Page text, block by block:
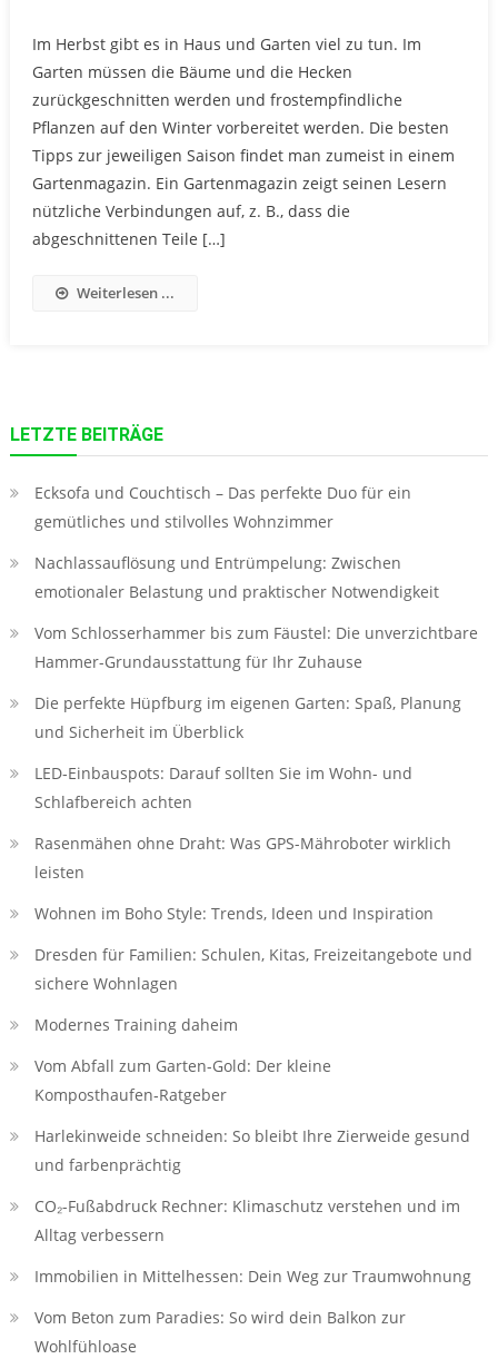
Im Herbst gibt es in Haus und Garten viel zu tun. Im
Garten müssen die Bäume und die Hecken
zurückgeschnitten werden und frostempfindliche
Pflanzen auf den Winter vorbereitet werden. Die besten
Tipps zur jeweiligen Saison findet man zumeist in einem
Gartenmagazin. Ein Gartenmagazin zeigt seinen Lesern
nützliche Verbindungen auf, z. B., dass die
abgeschnittenen Teile […]
Weiterlesen ...
LETZTE BEITRÄGE
Ecksofa und Couchtisch – Das perfekte Duo für ein
gemütliches und stilvolles Wohnzimmer
Nachlassauflösung und Entrümpelung: Zwischen
emotionaler Belastung und praktischer Notwendigkeit
Vom Schlosserhammer bis zum Fäustel: Die unverzichtbare
Hammer-Grundausstattung für Ihr Zuhause
Die perfekte Hüpfburg im eigenen Garten: Spaß, Planung
und Sicherheit im Überblick
LED‑Einbauspots: Darauf sollten Sie im Wohn- und
Schlafbereich achten
Rasenmähen ohne Draht: Was GPS-Mähroboter wirklich
leisten
Wohnen im Boho Style: Trends, Ideen und Inspiration
Dresden für Familien: Schulen, Kitas, Freizeitangebote und
sichere Wohnlagen
Modernes Training daheim
Vom Abfall zum Garten-Gold: Der kleine
Komposthaufen‑Ratgeber
Harlekinweide schneiden: So bleibt Ihre Zierweide gesund
und farbenprächtig
CO₂-Fußabdruck Rechner: Klimaschutz verstehen und im
Alltag verbessern
Immobilien in Mittelhessen: Dein Weg zur Traumwohnung
Vom Beton zum Paradies: So wird dein Balkon zur
Wohlfühloase